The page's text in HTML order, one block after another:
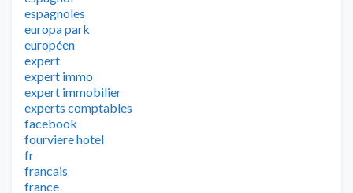
espagnoles
europa park
européen
expert
expert immo
expert immobilier
experts comptables
facebook
fourviere hotel
fr
francais
france